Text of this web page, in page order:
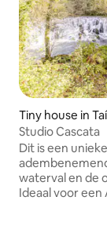
Tiny house in
Studio Cascata
Dit is een
waterval en de
Ideaal voor